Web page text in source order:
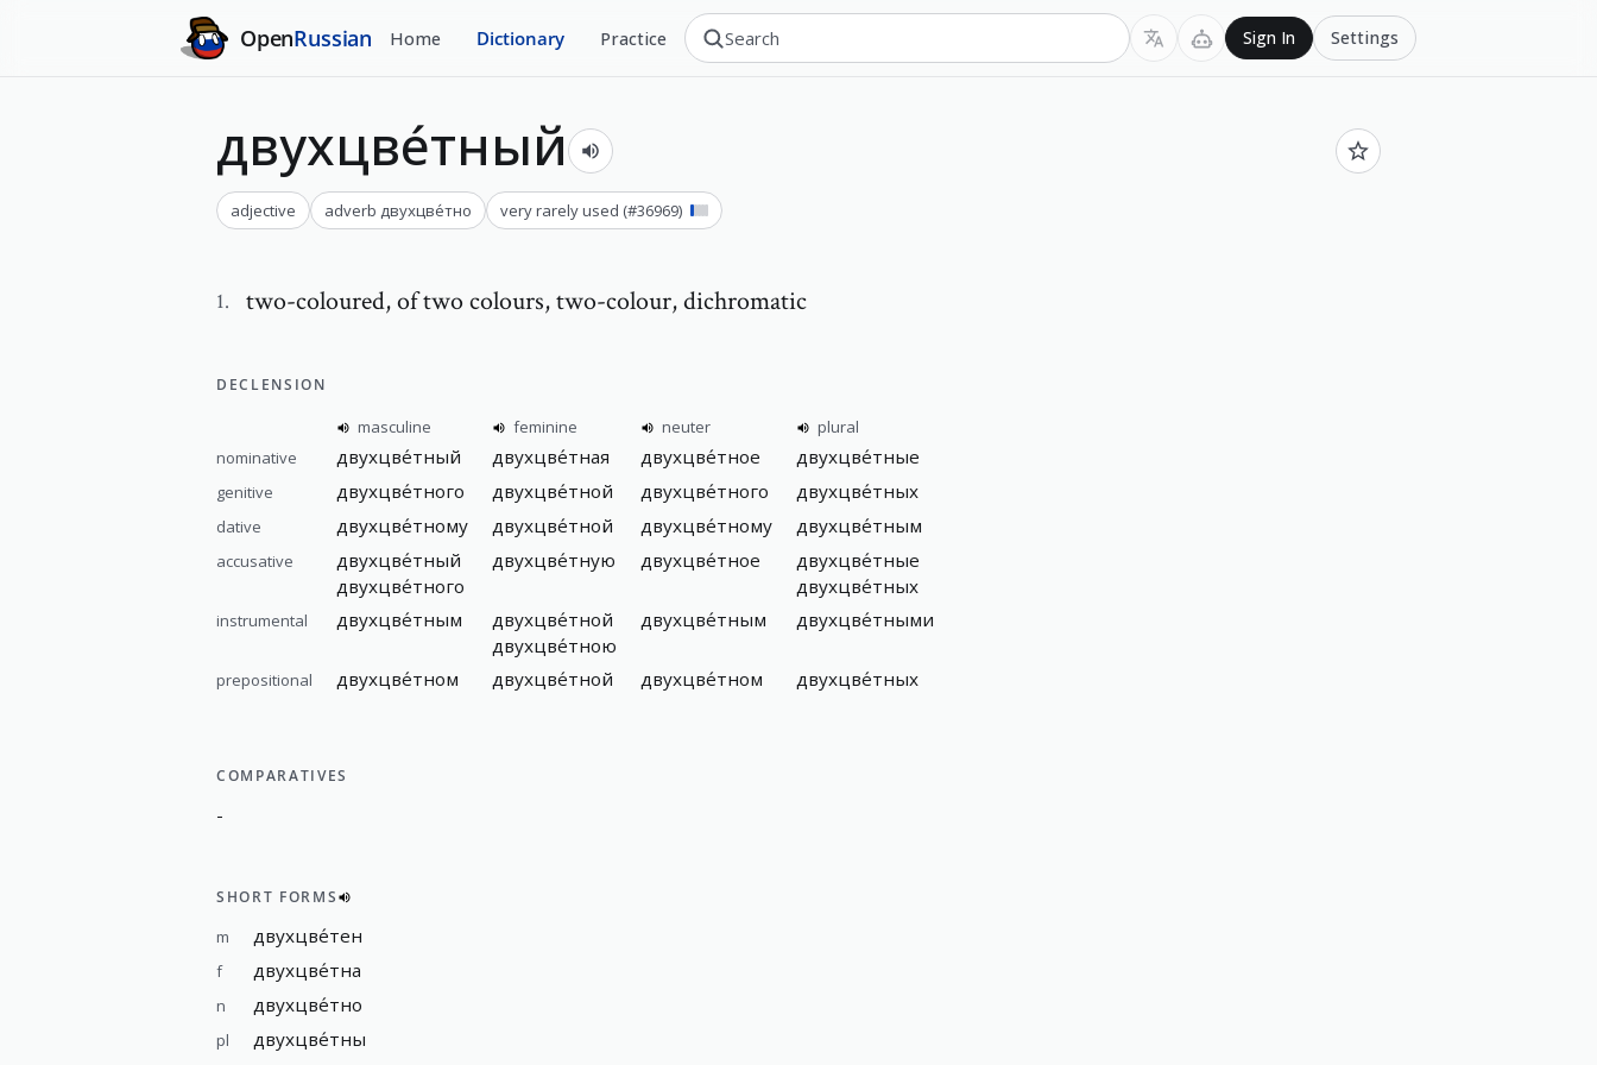
OpenRussian Home Dictionary Practice Sign In Settings
двухцве́тный
adjective adverb двухцве́тно very rarely used (#36969)
1. two-coloured,of two colours, two-colour, dichromatic
DECLENSION
masculine feminine neuter
plural
nominative
двухцве́тный двухцве́тная двухцве́тное двухцве́тные
genitive двухцве́тного двухцве́тной двухцве́тного двухцве́тных
dative двухцве́тному двухцве́тной двухцве́тному двухцве́тным
accusative
двухцве́тный
двухцве́тного
двухцве́тную двухцве́тное
двухцве́тные
двухцве́тных
instrumental двухцве́тным
двухцве́тной
двухцве́тною
двухцве́тным двухцве́тными
prepositional двухцве́тном двухцве́тной двухцве́тном двухцве́тных
COMPARATIVES
-
SHORT FORMS
m двухцве́тен
f двухцве́тна
n двухцве́тно
pl двухцве́тны